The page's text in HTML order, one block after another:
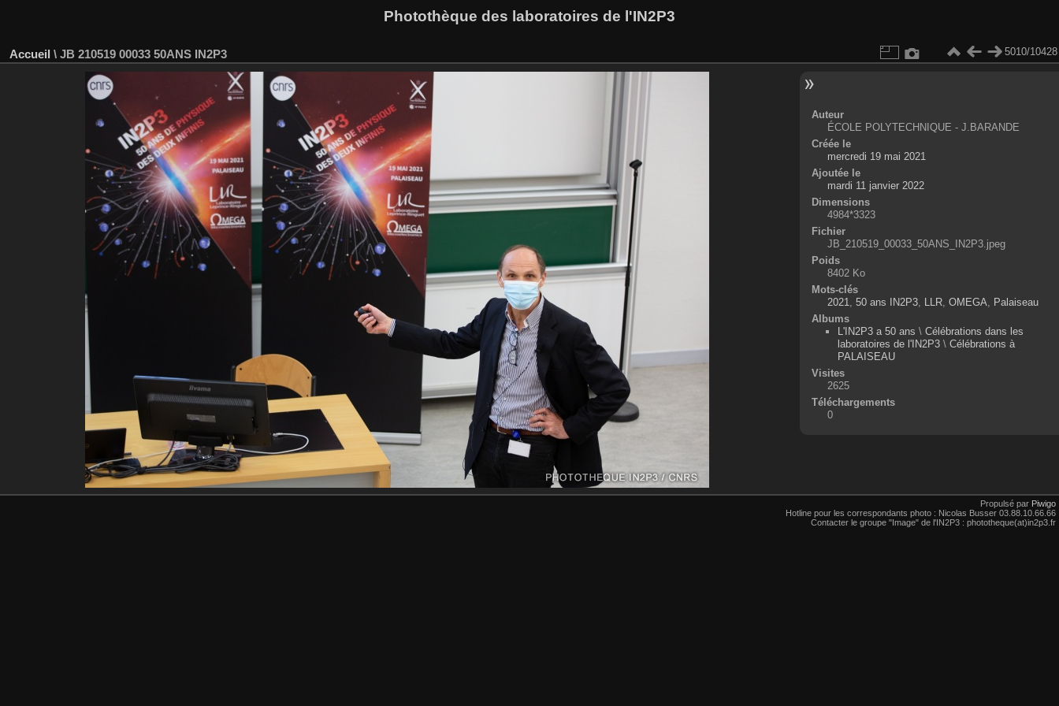
Photothèque des laboratoires de l'IN2P3
Accueil \ JB 210519 00033 50ANS IN2P3 5010/10428
Auteur
ÉCOLE POLYTECHNIQUE - J.BARANDE
Créée le
mercredi 19 mai 2021
Ajoutée le
mardi 11 janvier 2022
Dimensions
4984*3323
Fichier
JB_210519_00033_50ANS_IN2P3.jpeg
Poids
8402 Ko
Mots-clés
2021
50 ans IN2P3, LLR, OMEGA
Palaiseau
Albums
L'IN2P3 a 50 ans \ Célébrations dans les
laboratoires de l'IN2P3\ Célébrations à
PALAISEAU
Visites
2625
Téléchargements
0
Propulsé par Piwigo
Hotline pour les correspondants photo : Nicolas Busser 03.88.10.66.66
Contacter le groupe "Image" de l'IN2P3 : phototheque(at)in2p3.fr